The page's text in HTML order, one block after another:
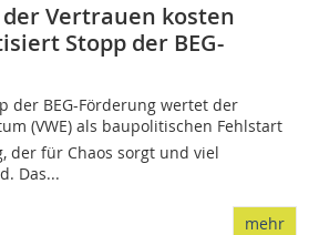
Vertrauen kosten
Stopp der BEG-
der BEG-Förderung wertet der
(VWE) als baupolitischen Fehlstart
der für Chaos sorgt und viel
Das...
mehr